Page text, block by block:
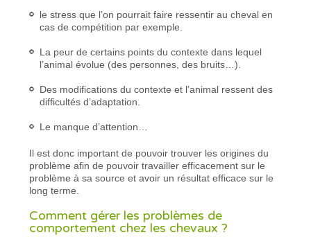
le stress que l’on pourrait faire ressentir au cheval en
cas de compétition par exemple.
La peur de certains points du contexte dans lequel
l’animal évolue (des personnes, des bruits…).
Des modifications du contexte et l’animal ressent des
difficultés d’adaptation.
Le manque d’attention…
Il est donc important de pouvoir trouver les origines du
problème afin de pouvoir travailler efficacement sur le
problème à sa source et avoir un résultat efficace sur le
long terme.
Comment gérer les problèmes de
comportement chez les chevaux ?